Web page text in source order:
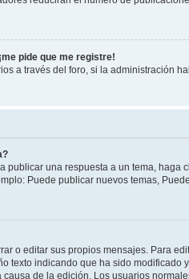
pide que me registre!
a través del foro, si la administración
publicar una respuesta a un tema,
Puede publicar nuevos temas,
o editar sus propios mensajes. Para
texto indicando que ha sido
de la edición. Los usuarios